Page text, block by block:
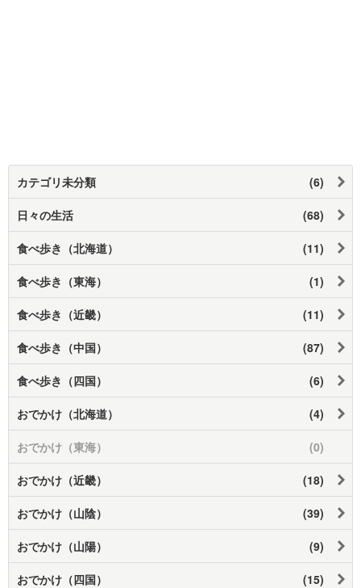
カテゴリ未分類 (6)
日々の生活 (68)
食べ歩き（北海道） (11)
食べ歩き（東海） (1)
食べ歩き（近畿） (11)
食べ歩き（中国） (87)
食べ歩き（四国） (6)
おでかけ（北海道） (4)
おでかけ（東海） (0)
おでかけ（近畿） (18)
おでかけ（山陰） (39)
おでかけ（山陽） (9)
おでかけ（四国） (15)